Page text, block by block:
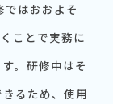
はおおよそ
ことで実務に
。研修中はそ
るため、使用